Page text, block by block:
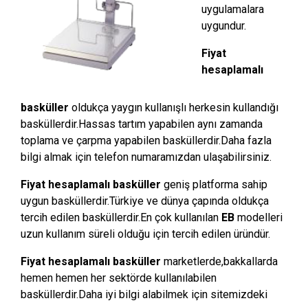
uygulamalara
uygundur.
Fiyat
hesaplamalı
basküller oldukça yaygın kullanışlı herkesin kullandığı
basküllerdir.Hassas tartım yapabilen aynı zamanda
toplama ve çarpma yapabilen basküllerdir.Daha fazla
bilgi almak için telefon numaramızdan ulaşabilirsiniz.
Fiyat hesaplamalı basküller geniş platforma sahip
uygun basküllerdir.Türkiye ve dünya çapında oldukça
tercih edilen basküllerdir.En çok kullanılan EB modelleri
uzun kullanım süreli olduğu için tercih edilen üründür.
Fiyat hesaplamalı basküller marketlerde,bakkallarda
hemen hemen her sektörde kullanılabilen
basküllerdir.Daha iyi bilgi alabilmek için sitemizdeki